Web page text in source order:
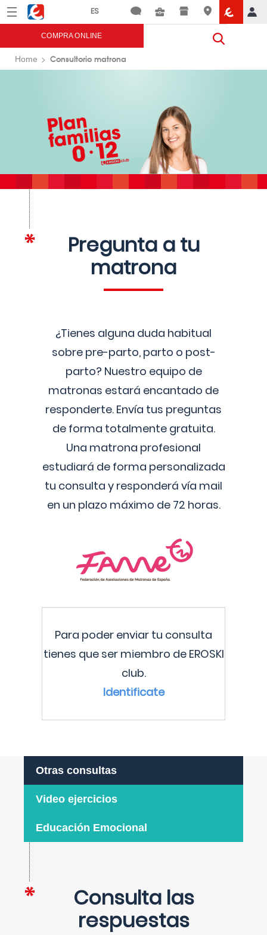
Menú Eroski
COMPRA ONLINE
Home Consultorio matrona
Pregunta a tu
matrona
¿Tienes alguna duda habitual
sobre pre-parto, parto o post-
parto? Nuestro equipo de
matronas estará encantado de
responderte. Envía tus preguntas
de forma totalmente gratuita.
Una matrona profesional
estudiará de forma personalizada
tu consulta y responderá vía mail
en un plazo máximo de 72 horas.
Para poder enviar tu consulta
tienes que ser miembro de EROSKI
club.
Identificate
Otras consultas
Video ejercicios
Educación Emocional
Consulta las
respuestas